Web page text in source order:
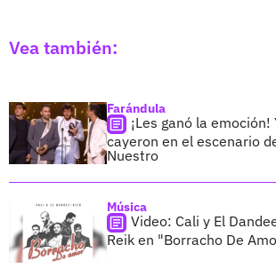
Vea también:
Farándula
¡Les ganó la emoción!
cayeron en el escenario
Nuestro
Música
Video: Cali y El
Reik en "Borracho De